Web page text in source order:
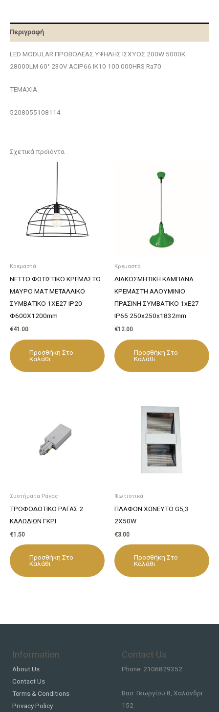
Περιγραφή
LED MODULAR ΠΡΟΒΟΛΕΑΣ ΥΨΗΛΗΣ ΙΣΧΥΟΣ 200W 5000K
28000LM 60° 230V ACIP66 IK10 100.000HRS Ra70
ΤΕΜΑΧΙΑ
5208055108114
Σχετικά προϊόντα
Κρεμαστά
NETTO ΦΩΤΙΣΤΙΚΟ ΚΡΕΜΑΣΤΟ
ΜΑΥΡΟ ΜΑΤ ΜΕΤΑΛΛΙΚΟ
ΣΥΜΒΑΤΙΚΟ 1ΧΕ27 IP20
Φ600Χ1200mm
€41.00
Προσθήκη Στο
Καλάθι
Κρεμαστά
ΔΙΑΚΟΣΜΗΤΙΚΗ ΚΑΜΠΑΝΑ
ΚΡΕΜΑΣΤΗ ΑΛΟΥΜΙΝΙΟ
ΠΡΑΣΙΝΗ ΣΥΜΒΑΤΙΚΟ 1xE27
IP65 250x250x1832mm
€12.00
Προσθήκη Στο
Καλάθι
Συστήματα Ράγας
ΤΡΟΦΟΔΟΤΙΚΟ ΡΑΓΑΣ 2
ΚΑΛΩΔΙΩΝ ΓΚΡΙ
€1.50
Προσθήκη Στο
Καλάθι
Φωτιστικά
ΠΛΑΦΟΝ ΧΩΝΕΥΤΟ G5,3
2X50W
€3.00
Προσθήκη Στο
Καλάθι
Information
About Us
Contact Us
Terms & Conditions
Privacy Policy
Contact Us
Phone: 2106829352
Βασ. Γεωργίου 8, Χαλάνδρι
152